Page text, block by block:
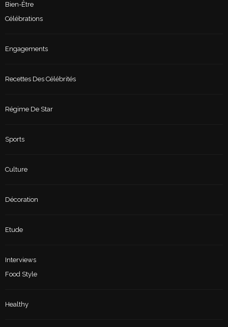
Bien-Être
Célébrations
Engagements
Recettes Des Célébrités
Régime De Star
Sports
Culture
Décoration
Etude
Interviews
Food Style
Healthy